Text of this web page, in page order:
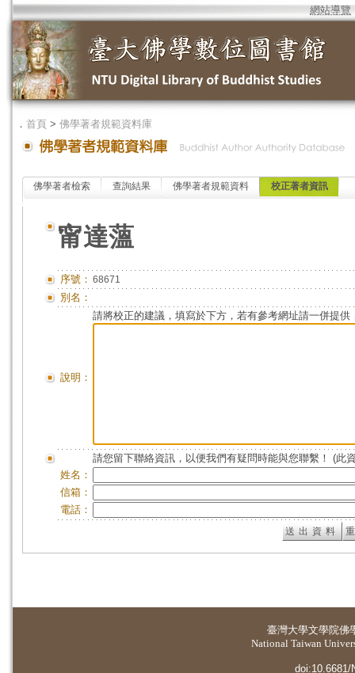
網站導覽
． 首頁 > 佛學著者規範資料庫
佛學著者檢索 查詢結果 佛學著者規範資料 校正著者資訊
甯達薀
序號： 68671
別名：
說明：
請將校正的建議，填寫於下方，若有參考網址請一併提供
請您留下聯絡資訊，以便我們有疑問時能與您聯繫！ (此
姓名：
信箱：
電話：
臺灣大學文學院佛
National Taiwan
doi:10.6681/